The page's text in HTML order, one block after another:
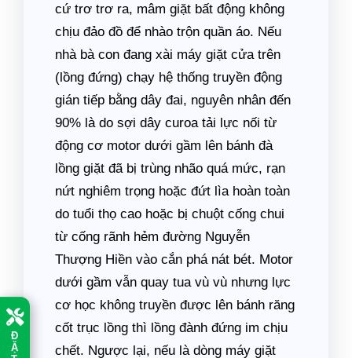
Đ
Ặ
cứ trơ trơ ra, mâm giặt bất động không
chịu đảo đồ để nhào trộn quần áo. Nếu
nhà bà con đang xài máy giặt cửa trên
(lồng đứng) chạy hệ thống truyền động
gián tiếp bằng dây đai, nguyên nhân đến
90% là do sợi dây curoa tải lực nối từ
động cơ motor dưới gầm lên bánh đà
lồng giặt đã bị trùng nhão quá mức, rạn
nứt nghiêm trọng hoặc đứt lìa hoàn toàn
do tuổi thọ cao hoặc bị chuột cống chui
từ cống rãnh hẻm đường Nguyễn
Thượng Hiền vào cắn phá nát bét. Motor
dưới gầm vẫn quay tua vù vù nhưng lực
cơ học không truyền được lên bánh răng
cốt trục lồng thì lồng đành đứng im chịu
chết. Ngược lại, nếu là dòng máy giặt